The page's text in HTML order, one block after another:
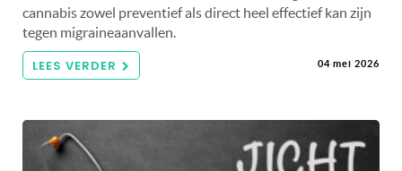
cannabis zowel preventief als direct heel effectief kan zijn
tegen migraineaanvallen.
LEES VERDER 04 mei 2026